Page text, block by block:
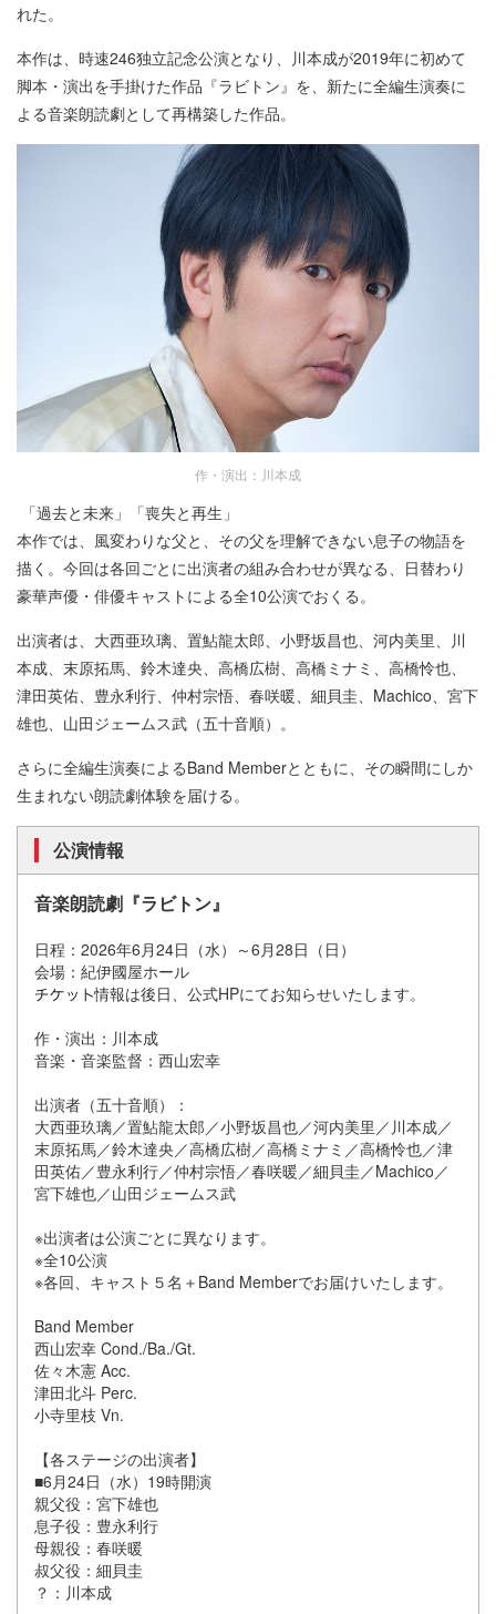
れた。
本作は、時速246独立記念公演となり、川本成が2019年に初めて
脚本・演出を手掛けた作品『ラビトン』を、新たに全編生演奏に
よる音楽朗読劇として再構築した作品。
作・演出：川本成
「過去と未来」「喪失と再生」
本作では、風変わりな父と、その父を理解できない息子の物語を
描く。今回は各回ごとに出演者の組み合わせが異なる、日替わり
豪華声優・俳優キャストによる全10公演でおくる。
出演者は、大西亜玖璃、置鮎龍太郎、小野坂昌也、河内美里、川
本成、末原拓馬、鈴木達央、高橋広樹、高橋ミナミ、高橋怜也、
津田英佑、豊永利行、仲村宗悟、春咲暖、細貝圭、Machico、宮下
雄也、山田ジェームス武（五十音順）。
さらに全編生演奏によるBand Memberとともに、その瞬間にしか
生まれない朗読劇体験を届ける。
公演情報
音楽朗読劇『ラビトン』
日程：2026年6月24日（水）～6月28日（日）
会場：紀伊國屋ホール
情報は後日、公式HPにてお知らせいたします。
作・演出：川本成
音楽・音楽監督：西山宏幸
出演者（五十音順）：
大西亜玖璃／置鮎龍太郎／小野坂昌也／河内美里／川本成／
末原拓馬／鈴木達央／高橋広樹／高橋ミナミ／高橋怜也／津
田英佑／豊永利行／仲村宗悟／春咲暖／細貝圭／Machico／
宮下雄也／山田ジェームス武
※出演者は公演ごとに異なります。
※全10公演
※各回、キャスト５名＋Band Memberでお届けいたします。
Band Member
西山宏幸 Cond./Ba./Gt.
佐々木憲 Acc.
津田北斗 Perc.
小寺里枝 Vn.
【各ステージの出演者】
■6月24日（水）19時開演
親父役：宮下雄也
息子役：豊永利行
母親役：春咲暖
叔父役：細貝圭
？：川本成